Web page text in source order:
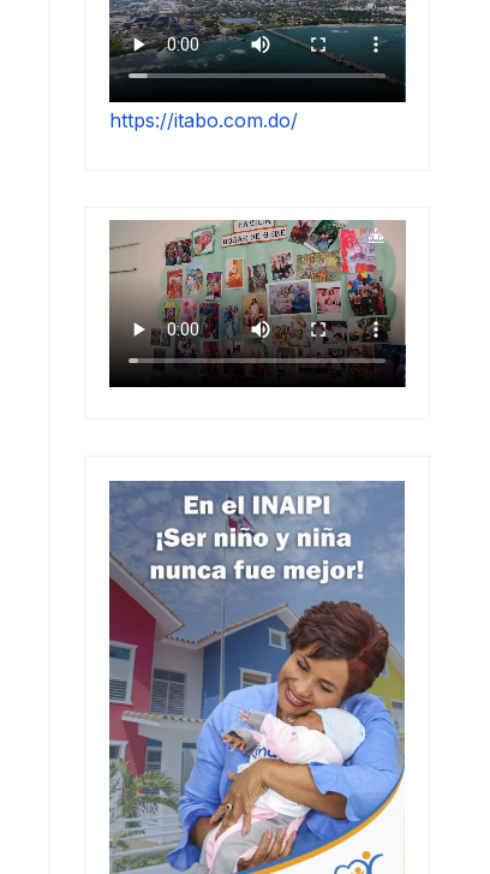
https://itabo.com.do/